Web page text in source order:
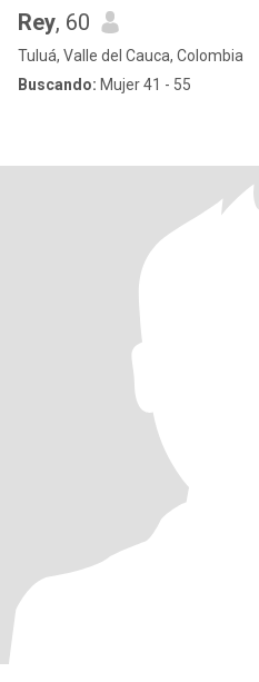
Rey, 60
Tuluá, Valle del Cauca, Colombia
Buscando: Mujer 41 - 55